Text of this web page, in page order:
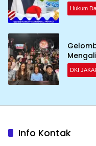
Hukum
DKI
Info Kontak